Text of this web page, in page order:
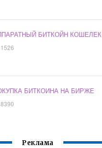
БИТКОЙН КОШЕЛЕК
1526
БИТКОИНА НА БИРЖЕ
8390
Реклама